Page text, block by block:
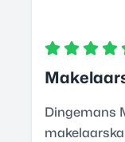
Dingemans